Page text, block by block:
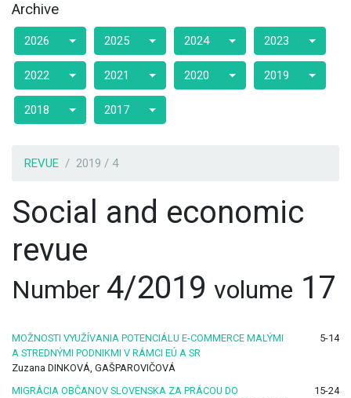
Archive
2026 2025 2024 2023
2022 2021 2020 2019
2018 2017
REVUE 2019 / 4
Social and economic
revue
Number 4/2019 volume 17
MOŽNOSTI VYUŽÍVANIA POTENCIÁLU E-COMMERCE MALÝMI
A STREDNÝMI PODNIKMI V RÁMCI EÚ A SR
5-14
Zuzana DINKOVÁ, GAŠPAROVIČOVÁ
MIGRÁCIA OBČANOV SLOVENSKA ZA PRÁCOU DO
15-24